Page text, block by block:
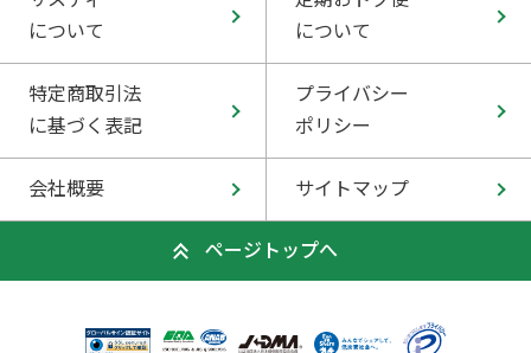
について
について
特定商取引法
に基づく表記
プライバシー
ポリシー
会社概要 サイトマップ
ページトップへ